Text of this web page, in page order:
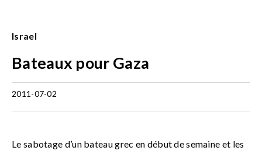
Israel
Bateaux pour Gaza
2011-07-02
Le sabotage d’un bateau grec en début de semaine et les